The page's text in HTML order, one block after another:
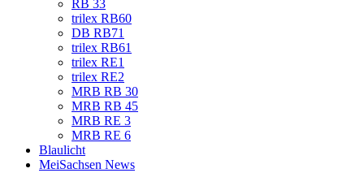
RB 33
trilex RB60
DB RB71
trilex RB61
trilex RE1
trilex RE2
MRB RB 30
MRB RB 45
MRB RE 3
MRB RE 6
Blaulicht
MeiSachsen News